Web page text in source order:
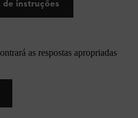
de instruções
as respostas apropriadas